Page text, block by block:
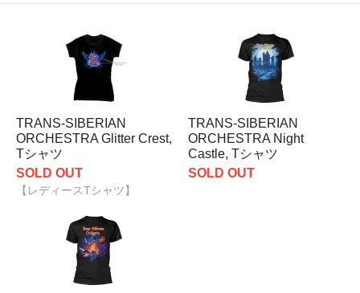
TRANS-SIBERIAN
ORCHESTRA Glitter Crest,
Tシャツ
SOLD OUT
【レディースTシャツ】
TRANS-SIBERIAN
ORCHESTRA Night
Castle, Tシャツ
SOLD OUT